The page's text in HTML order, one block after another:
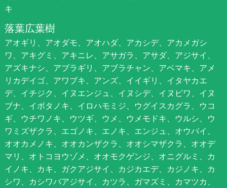
キ
落葉広葉樹
アオギリ、アオダモ、アオハダ、アカシデ、アカメガシ
ワ、アキグミ、アキニレ、アサガラ、アサダ、アジサイ、
アズキナシ、アブラギリ、アブラチャン、アベマキ、アメ
リカデイゴ、アワブキ、アンズ、イイギリ、イタヤカエ
デ、イチジク、イヌエンジュ、イヌシデ、イヌビワ、イヌ
ブナ、イボタノキ、イロハモミジ、ウグイスカグラ、ウコ
ギ、ウチワノキ、ウツギ、ウメ、ウメモドキ、ウルシ、ウ
ワミズザクラ、エゴノキ、エノキ、エンジュ、オウバイ、
オオカメノキ、オオカンザクラ、オオシマザクラ、オオデ
マリ、オトコヨウゾメ、オオモクゲンジ、オニグルミ、カ
イノキ、カキ、ガクアジサイ、カジカエデ、カジノキ、カ
シワ、カシワバアジサイ、カツラ、ガマズミ、カマツカ、